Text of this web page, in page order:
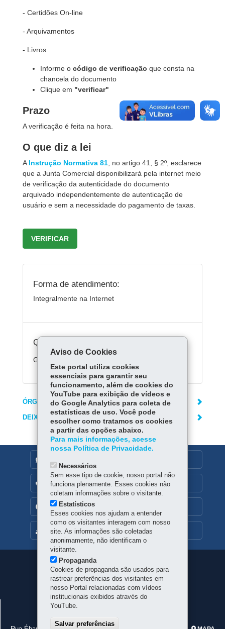
- Certidões On-line
- Arquivamentos
- Livros
Informe o código de verificação que consta na
chancela do documento
Clique em "verificar"
Prazo
A verificação é feita na hora.
O que diz a lei
A Instrução Normativa 81 , no artigo 41, § 2º, esclarece
que a Junta Comercial disponibilizará pela internet meio
de verificação da autenticidade do documento
arquivado independentemente de autenticação de
usuário e sem a necessidade do pagamento de taxas.
VERIFICAR
Forma de atendimento:
Integralmente na Internet
Quanto custa:
Gratuito
ÓRGÃO RESPONSÁVEL
DEIXE SUA OPINIÃO
MAPA DO SITE
OUVIDORIA
TRANSPARÊNCIA INSTITUCIONAL
Navegação
principal
JUNTA COMERCIAL DO PARANÁ
Aviso de Cookies
Este portal utiliza cookies
essenciais para garantir seu
funcionamento, além de cookies do
YouTube para exibição de vídeos e
do Google Analytics para coleta de
estatísticas de uso. Você pode
escolher como tratamos os cookies
a partir das opções abaixo.
Para mais informações, acesse
nossa Política de Privacidade.
Necessários
Sem esse tipo de cookie, nosso portal não
funciona plenamente. Esses cookies não
coletam informações sobre o visitante.
Estatísticos
Esses cookies nos ajudam a entender
como os visitantes interagem com nosso
site. As informações são coletadas
anonimamente, não identificam o
visitante.
Propaganda
Cookies de propaganda são usados para
rastrear preferências dos visitantes em
nosso Portal relacionadas com vídeos
institucionais exibidos através do
YouTube.
Salvar preferências